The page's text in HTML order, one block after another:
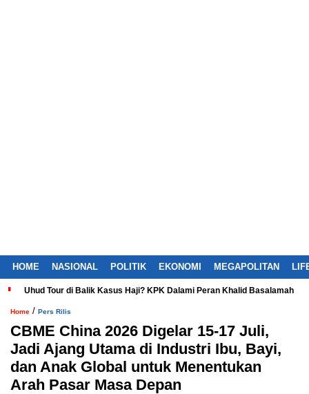
HOME NASIONAL POLITIK EKONOMI MEGAPOLITAN
Uhud Tour di Balik Kasus Haji? KPK Dalami Peran Khalid Basalamah
Home / Pers Rilis
CBME China 2026 Digelar 15-17 Juli,
Jadi Ajang Utama di Industri Ibu, Bayi,
dan Anak Global untuk Menentukan
Arah Pasar Masa Depan